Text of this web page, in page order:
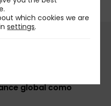
que puede ayudarlo a
global como
which cookies we are
settings.